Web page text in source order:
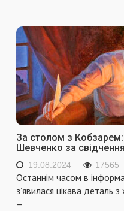
...
За столом з
Шевченко за
19.08.2024 17565
Останнім часом в
з’явилася цікава деталь
–